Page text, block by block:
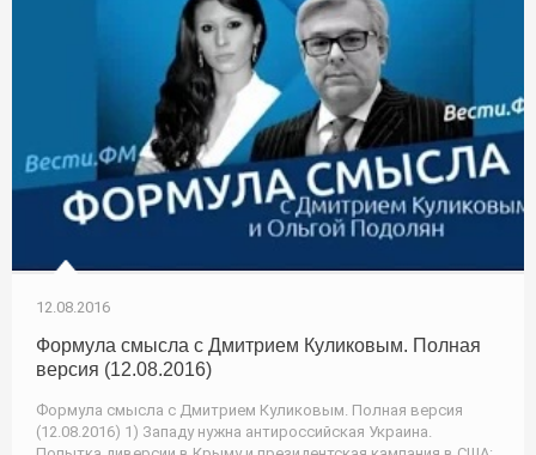
12.08.2016
Формула смысла с Дмитрием Куликовым. Полная
версия (12.08.2016)
Формула смысла с Дмитрием Куликовым. Полная версия
(12.08.2016) 1) Западу нужна антироссийская Украина.